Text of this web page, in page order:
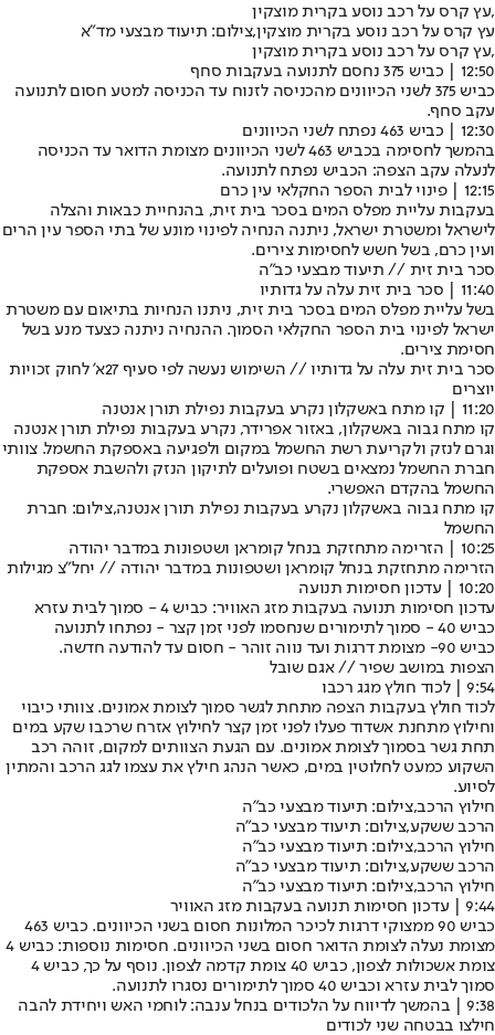
עץ קרס על רכב נוסע בקרית מוצקין,
עץ קרס על רכב נוסע בקרית מוצקין,צילום: תיעוד מבצעי מד"א
עץ קרס על רכב נוסע בקרית מוצקין,
12:50 | כביש 375 נחסם לתנועה בעקבות סחף
כביש 375 לשני הכיוונים מהכניסה לזנוח עד הכניסה למטע חסום לתנועה
עקב סחף.
12:30 | כביש 463 נפתח לשני הכיוונים
בהמשך לחסימה בכביש 463 לשני הכיוונים מצומת הדואר עד הכניסה
לנעלה עקב הצפה: הכביש נפתח לתנועה.
12:15 | פינוי לבית הספר החקלאי עין כרם
בעקבות עליית מפלס המים בסכר בית זית, בהנחיית כבאות והצלה
לישראל ומשטרת ישראל, ניתנה הנחיה לפינוי מונע של בתי הספר עין הרים
ועין כרם, בשל חשש לחסימות צירים.
סכר בית זית // תיעוד מבצעי כב"ה
11:40 | סכר בית זית עלה על גדותיו
​בשל עליית מפלס המים בסכר בית זית, ניתנו הנחיות בתיאום עם משטרת
ישראל לפינוי בית הספר החקלאי הסמוך. ההנחיה ניתנה כצעד מנע בשל
חסימת צירים.
סכר בית זית עלה על גדותיו // השימוש נעשה לפי סעיף 27א' לחוק זכויות
יוצרים
11:20 | קו מתח באשקלון נקרע בעקבות נפילת תורן אנטנה
קו מתח גבוה באשקלון, באזור אפרידר, נקרע בעקבות נפילת תורן אנטנה
וגרם לנזק ולקריעת רשת החשמל במקום ולפגיעה באספקת החשמל. צוותי
חברת החשמל נמצאים בשטח ופועלים לתיקון הנזק ולהשבת אספקת
החשמל בהקדם האפשרי.
קו מתח גבוה באשקלון נקרע בעקבות נפילת תורן אנטנה,צילום: חברת
החשמל
10:25 | הזרימה מתחזקת בנחל קומראן ושטפונות במדבר יהודה
הזרימה מתחזקת בנחל קומראן ושטפונות במדבר יהודה // יחל"צ מגילות
10:20 | עדכון חסימות תנועה
עדכון חסימות תנועה בעקבות מזג האוויר: כביש 4 - סמוך לבית עזרא
כביש 40 - סמוך לתימורים שנחסמו לפני זמן קצר - נפתחו לתנועה
כביש 90- מצומת דרגות ועד נווה זוהר - חסום עד להודעה חדשה.
הצפות במושב שפיר // אגם שובל
9:54 | לכוד חולץ מגג רכבו
לכוד חולץ בעקבות הצפה מתחת לגשר סמוך לצומת אמונים. צוותי כיבוי
וחילוץ מתחנת אשדוד פעלו לפני זמן קצר לחילוץ אזרח שרכבו שקע במים
תחת גשר בסמוך לצומת אמונים. עם הגעת הצוותים למקום, זוהה רכב
השקוע כמעט לחלוטין במים, כאשר הנהג חילץ את עצמו לגג הרכב והמתין
לסיוע.
חילוץ הרכב,צילום: תיעוד מבצעי כב"ה
הרכב ששקע,צילום: תיעוד מבצעי כב"ה
חילוץ הרכב,צילום: תיעוד מבצעי כב"ה
הרכב ששקע,צילום: תיעוד מבצעי כב"ה
חילוץ הרכב,צילום: תיעוד מבצעי כב"ה
9:44 | עדכון חסימות תנועה בעקבות מזג האוויר
כביש 90 ממצוקי דרגות לכיכר המלונות חסום בשני הכיוונים. כביש 463
מצומת נעלה לצומת הדואר חסום בשני הכיוונים. חסימות נוספות: כביש 4
צומת אשכולות לצפון, כביש 40 צומת קדמה לצפון. נוסף על כך, כביש 4
סמוך לבית עזרא וכביש 40 סמוך לתימורים נסגרו לתנועה.
9:38 | בהמשך לדיווח על הלכודים בנחל ענבה: לוחמי האש ויחידת להבה
חילצו בבטחה שני לכודים